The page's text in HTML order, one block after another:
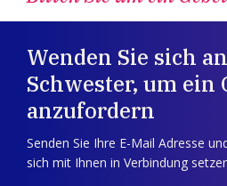
Wenden Sie sich
Schwester, um ein
anzufordern
Senden Sie Ihre E-Mail Adresse
sich mit Ihnen in Verbindung